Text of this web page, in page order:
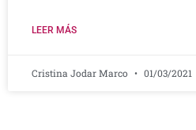
LEER MÁS
Cristina Jodar Marco 01/03/2021